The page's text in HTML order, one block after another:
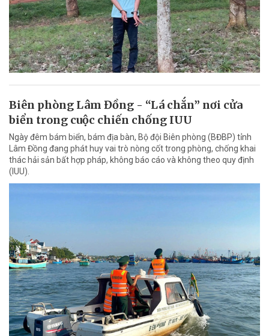
Biên phòng Lâm Đồng - “Lá chắn” nơi cửa
biển trong cuộc chiến chống IUU
Ngày đêm bám biển, bám địa bàn, Bộ đội Biên phòng (BĐBP) tỉnh
Lâm Đồng đang phát huy vai trò nòng cốt trong phòng, chống khai
thác hải sản bất hợp pháp, không báo cáo và không theo quy định
(IUU).